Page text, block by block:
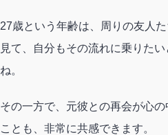
27歳という年齢は、周りの友人
見て、自分もその流れに乗りた
ね。
その一方で、元彼との再会が心
ことも、非常に共感できます。